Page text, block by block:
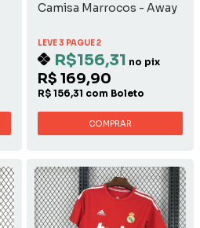
Camisa Marrocos - Away
LEVE 3 PAGUE 2
R$156,31 no pix
R$ 169,90
R$ 156,31 com Boleto
COMPRAR